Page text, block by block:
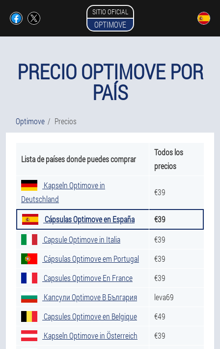
SITIO OFICIAL
OPTIMOVE
PRECIO OPTIMOVE POR
PAÍS
Optimove Precios
Lista de países donde puedes comprar
Todos los
precios
Kapseln Optimove in
Deutschland
€39
Cápsulas Optimove en España
€39
Capsule Optimove in Italia
€39
Cápsulas Optimove em Portugal
€39
Capsules Optimove En France
€39
Капсули Optimove В България
leva69
Capsules Optimove en Belgique
€49
Kapseln Optimove in Österreich
€39